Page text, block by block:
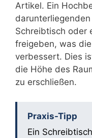
Artikel. Ein
Schreibtisch oder
freigeben, was
verbessert. Dies
die Höhe des
zu erschließen.
Praxis-Tipp
Ein